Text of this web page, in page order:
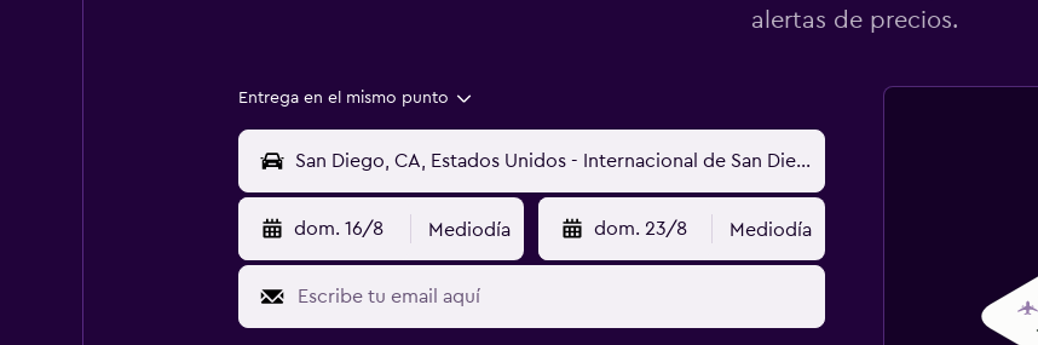
alertas de precios.
Entrega en el mismo punto
dom. 16/8 Mediodía dom. 23/8 Mediodía